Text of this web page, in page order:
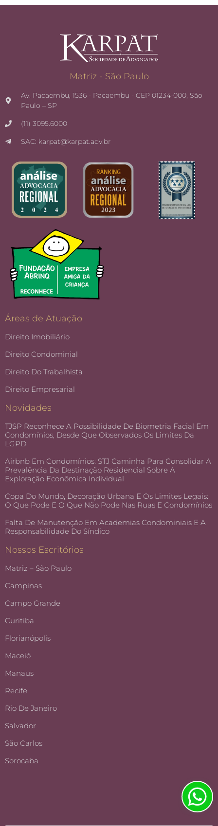
Matriz - São Paulo
Av. Pacaembu, 1536 - Pacaembu - CEP 01234-000, São
Paulo – SP
(11) 3095.6000
SAC: karpat@karpat.adv.br
Áreas de Atuação
Direito Imobiliário
Direito Condominial
Direito Do Trabalhista
Direito Empresarial
Novidades
TJSP Reconhece A Possibilidade De Biometria Facial Em
Condomínios, Desde Que Observados Os Limites Da
LGPD
Airbnb Em Condomínios: STJ Caminha Para Consolidar A
Prevalência Da Destinação Residencial Sobre A
Exploração Econômica Individual
Copa Do Mundo, Decoração Urbana E Os Limites Legais:
O Que Pode E O Que Não Pode Nas Ruas E Condomínios
Falta De Manutenção Em Academias Condominiais E A
Responsabilidade Do Síndico
Nossos Escritórios
Matriz – São Paulo
Campinas
Campo Grande
Curitiba
Florianópolis
Maceió
Manaus
Recife
Rio De Janeiro
Salvador
São Carlos
Sorocaba